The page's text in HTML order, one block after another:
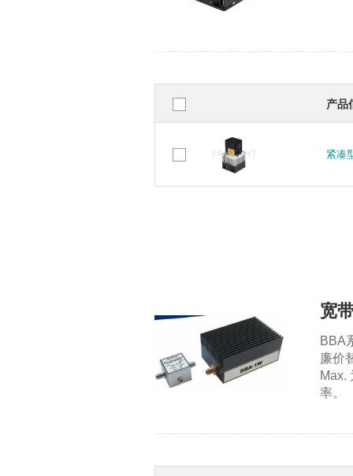
产品
紧凑
紧凑
宽
BBA
廉价
Max.
率。